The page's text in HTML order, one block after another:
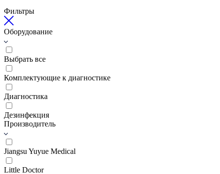
Фильтры
Оборудование
Выбрать все
Комплектующие к диагностике
Диагностика
Дезинфекция
Производитель
Jiangsu Yuyue Medical
Little Doctor